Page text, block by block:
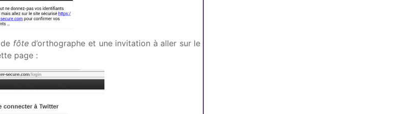
fôted’orthographe et une invitation à aller sur le
page :